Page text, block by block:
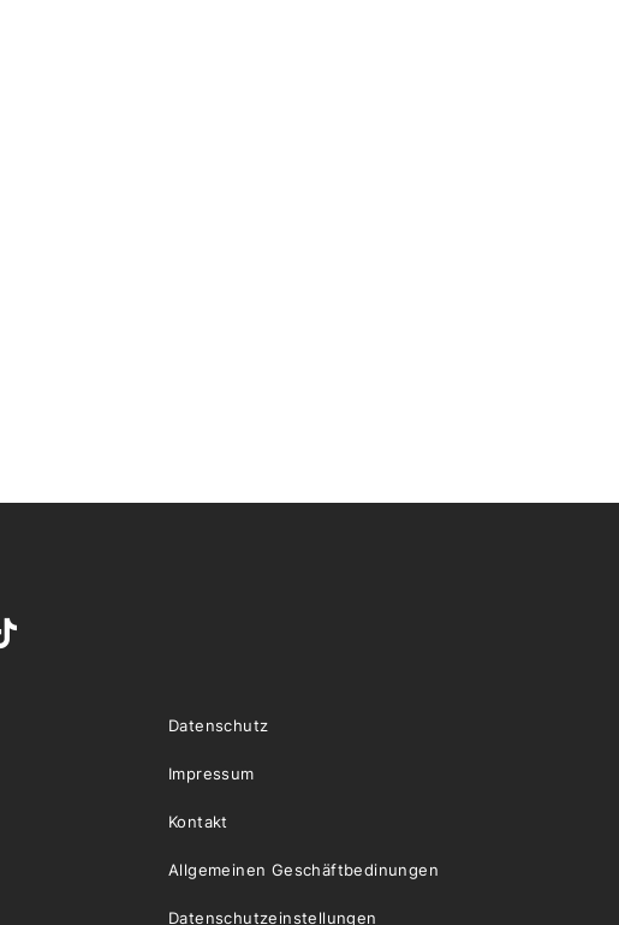
Datenschutz
Impressum
Kontakt
Allgemeinen Geschäftbedinungen
Datenschutzeinstellungen